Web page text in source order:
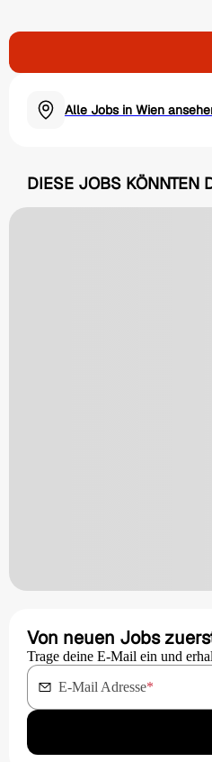
Alle Jobs in Wien
DIESE JOBS KÖNNTEN
Von neuen Jobs
Trage deine E-Mail ein und
E-Mail Adresse*